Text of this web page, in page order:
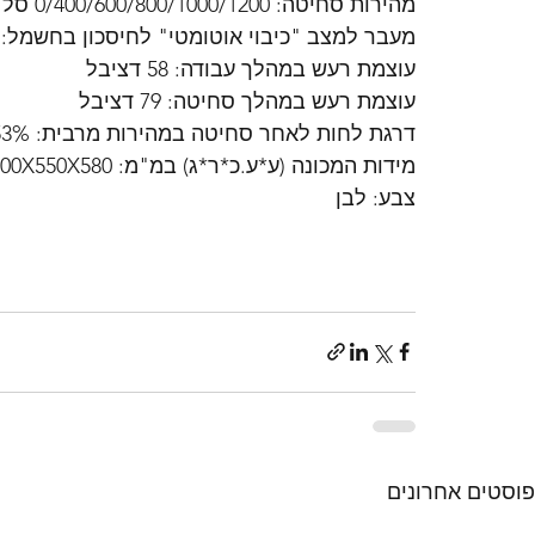
מעבר למצב "כיבוי אוטומטי" לחיסכון בחשמל: 5
עוצמת רעש במהלך עבודה: 58 דציבל
עוצמת רעש במהלך סחיטה: 79 דציבל
דרגת לחות לאחר סחיטה במהירות מרבית: 53%
מידות המכונה (ע*ע.כ*ר*ג) במ"מ: 850X600X550X580
צבע: לבן
פוסטים אחרונים